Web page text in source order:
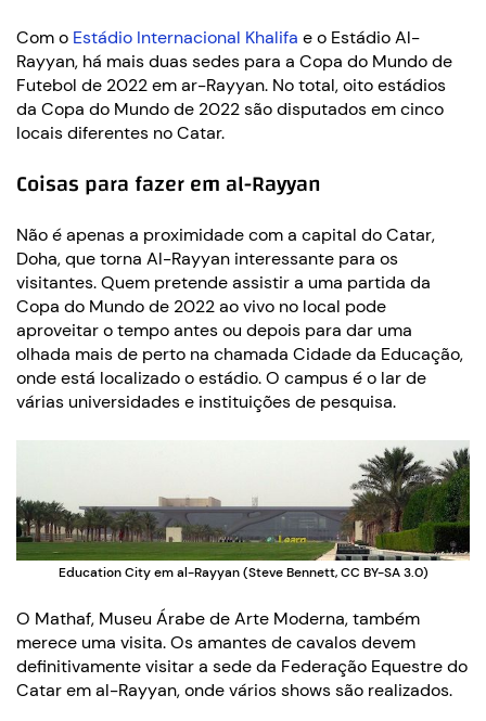
Com o Estádio Internacional Khalifa e o Estádio Al-
Rayyan, há mais duas sedes para a Copa do Mundo de
Futebol de 2022 em ar-Rayyan. No total, oito estádios
da Copa do Mundo de 2022 são disputados em cinco
locais diferentes no Catar.
Coisas para fazer em al-Rayyan
Não é apenas a proximidade com a capital do Catar,
Doha, que torna Al-Rayyan interessante para os
visitantes. Quem pretende assistir a uma partida da
Copa do Mundo de 2022 ao vivo no local pode
aproveitar o tempo antes ou depois para dar uma
olhada mais de perto na chamada Cidade da Educação,
onde está localizado o estádio. O campus é o lar de
várias universidades e instituições de pesquisa.
Education City em al-Rayyan (Steve Bennett, CC BY-SA 3.0)
O Mathaf, Museu Árabe de Arte Moderna, também
merece uma visita. Os amantes de cavalos devem
definitivamente visitar a sede da Federação Equestre do
Catar em al-Rayyan, onde vários shows são realizados.